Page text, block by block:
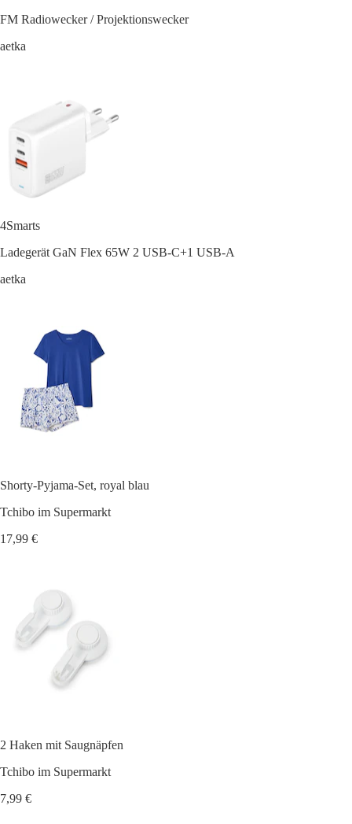
FM Radiowecker / Projektionswecker
aetka
4Smarts
Ladegerät GaN Flex 65W 2 USB-C+1 USB-A
aetka
Shorty-Pyjama-Set, royal blau
Tchibo im Supermarkt
17,99 €
2 Haken mit Saugnäpfen
Tchibo im Supermarkt
7,99 €